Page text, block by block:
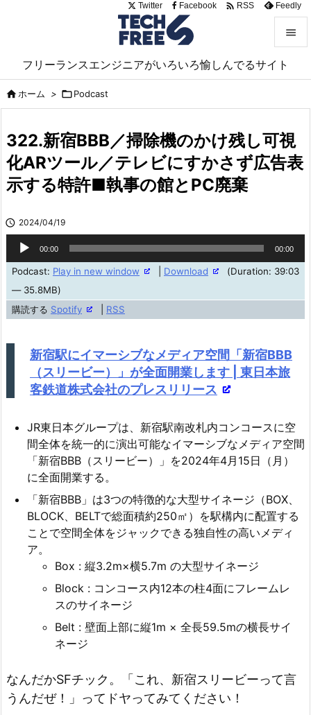
フリーランスエンジニアがいろいろ愉しんでるサイト


サイド

前へ

Twitter Facebook  RSS Feedly
ホーム > Podcast
322.新宿BBB／掃除機のかけ残し可視
化ARツール／テレビにすかさず広告表
示する特許■執事の館とPC廃棄
 2024/04/19
声
レ
00:00 00:00
Podcast: Play in new window Download
(Duration: 39:03
— 35.8MB)
購読する Spotify RSS
新宿駅にイマーシブなメディア空間「新宿BBB
（スリービー）」が全面開業します | 東日本旅
客鉄道株式会社のプレスリリース
JR東日本グループは、新宿駅南改札内コンコースに空
間全体を統一的に演出可能なイマーシブなメディア空間
「新宿BBB（スリービー）」を2024年4月15日（月）
に全面開業する。
「新宿BBB」は3つの特徴的な大型サイネージ（BOX、
BLOCK、BELTで総面積約250㎡）を駅構内に配置する
ことで空間全体をジャックできる独自性の高いメディ
ア。
Box : 縦3.2m×横5.7m の大型サイネージ
Block : コンコース内12本の柱4面にフレームレ
スのサイネージ
Belt : 壁面上部に縦1m × 全長59.5mの横長サイ
ネージ
なんだかSFチック。「これ、新宿スリービーって言
うんだぜ！」ってドヤってみてください！